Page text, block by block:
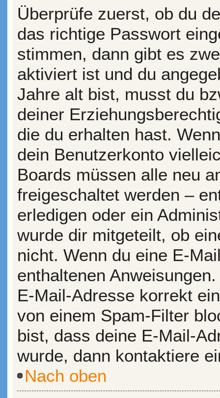
Überprüfe zuerst, ob du
das richtige Passwort
stimmen, dann gibt es
aktiviert ist und du
Jahre alt bist, musst du
deiner
die du erhalten hast.
dein Benutzerkonto
Boards müssen alle neu
freigeschaltet werden –
erledigen oder ein
wurde dir mitgeteilt, ob
nicht. Wenn du eine E-
enthaltenen
E-Mail-Adresse korrekt
von einem Spam-Filter
bist, dass deine E-Mail-
wurde, dann kontaktiere
Nach oben